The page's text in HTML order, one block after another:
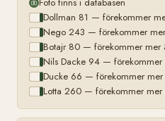
Dollman 81 — förekommer
Nego 243 — förekommer
Botajr 80 — förekommer mer
Nils Dacke 94 —
Ducke 66 — förekommer
Lotta 260 — förekommer